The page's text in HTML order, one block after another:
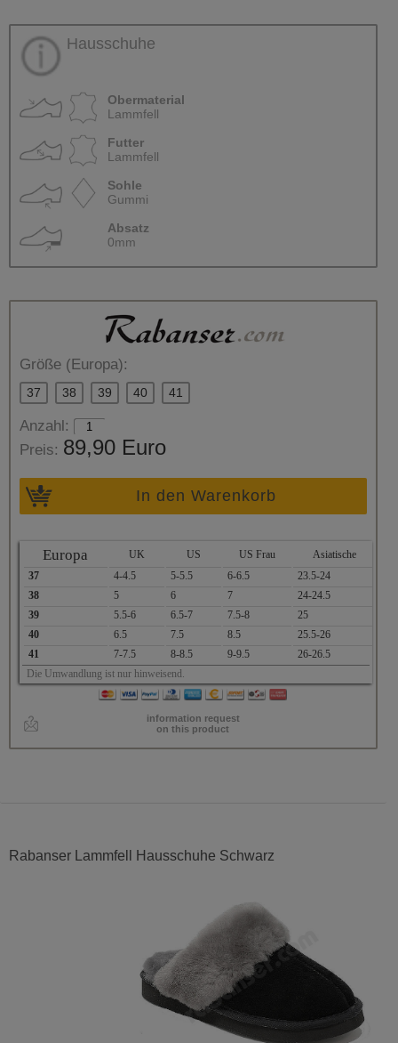
Hausschuhe
Obermaterial
Lammfell
Futter
Lammfell
Sohle
Gummi
Absatz
0mm
Größe (Europa):
37 38 39 40 41
Anzahl:
Preis: 89,90 Euro
In den Warenkorb
Europa UK US US Frau
Asiatische
37
4-4.5 5-5.5 6-6.5
23.5-24
38
5 6 7
24-24.5
39
5.5-6 6.5-7 7.5-8
25
40
6.5 7.5 8.5
25.5-26
41
7-7.5 8-8.5 9-9.5
26-26.5
Die Umwandlung ist nur hinweisend.
information request
on this product
Rabanser Lammfell Hausschuhe Schwarz